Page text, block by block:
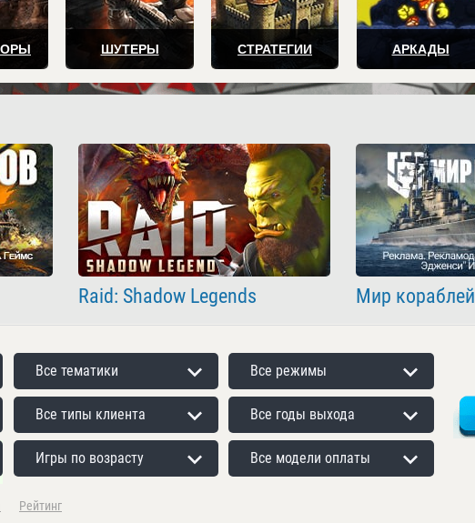
ШУТЕРЫ СТРАТЕГИИ АРКАДЫ
Raid: Shadow Legends Мир кораблей
Все тематики Все режимы
Все типы клиента Все годы выхода
Игры по возрасту Все модели оплаты
Рейтинг